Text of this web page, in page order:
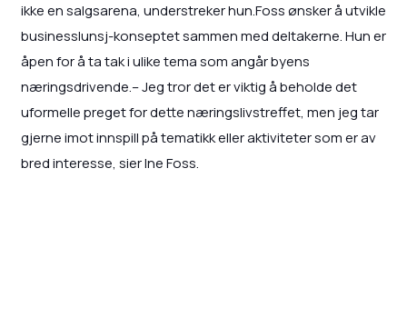
ikke en salgsarena, understreker hun.Foss ønsker å utvikle
businesslunsj-konseptet sammen med deltakerne. Hun er
åpen for å ta tak i ulike tema som angår byens
næringsdrivende.– Jeg tror det er viktig å beholde det
uformelle preget for dette næringslivstreffet, men jeg tar
gjerne imot innspill på tematikk eller aktiviteter som er av
bred interesse, sier Ine Foss.